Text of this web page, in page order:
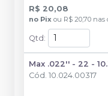
R$ 20,08
no Pix ou R$ 20,70 nas
Qtd:
Max .022'' - 22 -
Cód. 10.024.00317